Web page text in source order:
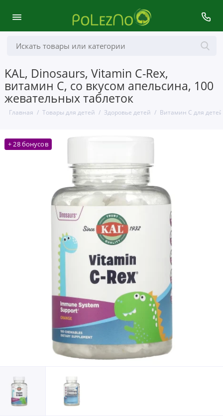
KAL, Dinosaurs, Vitamin C-Rex,
витамин С, со вкусом апельсина, 100
жевательных таблеток
Главная Товары для детей Здоровье детей Витамин C для детей
+ 28 бонусов